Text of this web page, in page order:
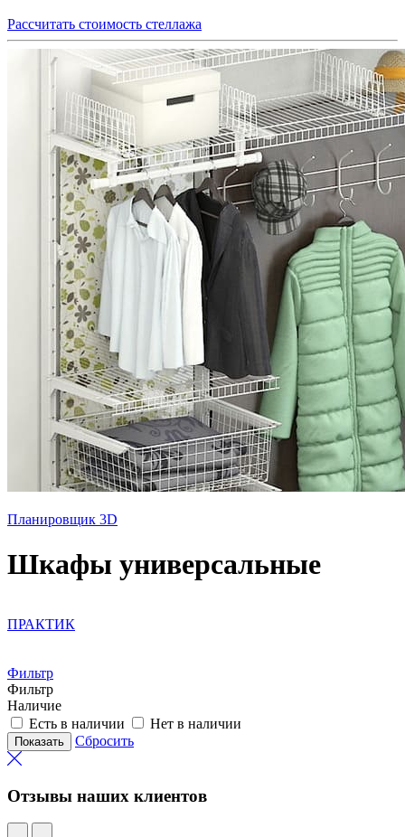
Рассчитать стоимость стеллажа
Планировщик 3D
Шкафы универсальные
ПРАКТИК
Фильтр
Фильтр
Наличие
Есть в наличии
Нет в наличии
Сбросить
Отзывы наших клиентов